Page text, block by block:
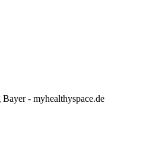
- myhealthyspace.de